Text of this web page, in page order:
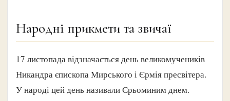
Народні прикмети та звичаї
17 листопада відзначається день великомучеників
Никандра єпископа Мирського і Єрмія пресвітера.
У народі цей день називали Єрьоминим днем.